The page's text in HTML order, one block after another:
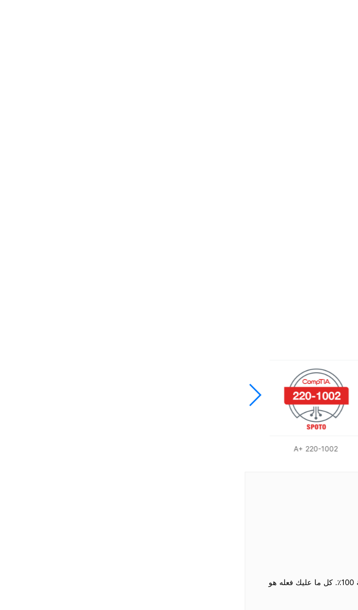
A+ 220-1002
بالتأكيد! يمكن أن تساعدك خدمة الوكيل الخاصة بنا على النجاح بنسبة 100٪. كل ما عليك فعله هو